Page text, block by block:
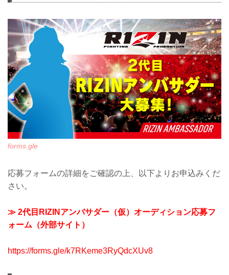
forms.gle
応募フォームの詳細をご確認の上、以下よりお申込みくだ
さい。
≫ 2代目RIZINアンバサダー（仮）オーディション応募フ
ォーム（外部サイト）
https://forms.gle/k7RKeme3RyQdcXUv8